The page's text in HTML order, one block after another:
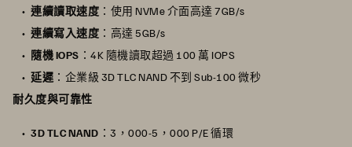
連續讀取速度 ：使用 NVMe 介面高達 7GB/s
連續寫入速度 ：高達 5GB/s
隨機 IOPS ：4K 隨機讀取超過 100 萬 IOPS
延遲 ：企業級 3D TLC NAND 不到 Sub-100 微秒
耐久度與可靠性
3D TLC NAND ：3，000-5，000 P/E 循環